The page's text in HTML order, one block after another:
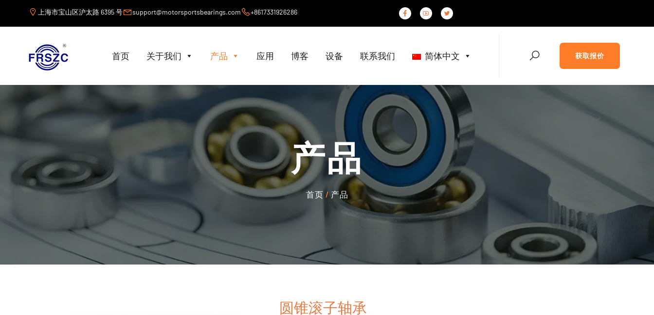
上海市宝山区沪太路 6395 号 support@motorsportsbearings.com +8617331926286
首页 关于我们 产品 应用 博客 设备 联系我们 简体中文 获取报价
产品
首页 / 产品
圆锥滚子轴承